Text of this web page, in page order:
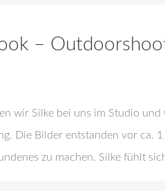
–
wir Silke bei uns im Studio
Die Bilder entstanden vor ca.
zu machen. Silke fühlt